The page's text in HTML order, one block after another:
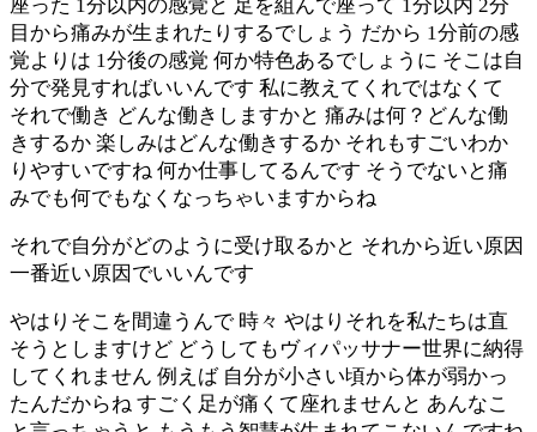
座った 1分以内の感覚と 足を組んで座って 1分以内 2分
目から痛みが生まれたりするでしょう だから 1分前の感
覚よりは 1分後の感覚 何か特色あるでしょうに そこは自
分で発見すればいいんです 私に教えてくれではなくて
それで働き どんな働きしますかと 痛みは何？どんな働
きするか 楽しみはどんな働きするか それもすごいわか
りやすいですね 何か仕事してるんです そうでないと痛
みでも何でもなくなっちゃいますからね
それで自分がどのように受け取るかと それから近い原因
一番近い原因でいいんです
やはりそこを間違うんで 時々 やはりそれを私たちは直
そうとしますけど どうしてもヴィパッサナー世界に納得
してくれません 例えば 自分が小さい頃から体が弱かっ
たんだからね すごく足が痛くて座れませんと あんなこ